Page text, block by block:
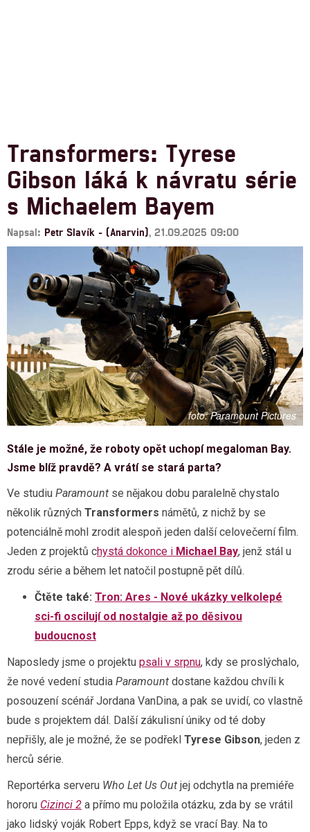
Transformers: Tyrese
Gibson láká k návratu série
s Michaelem Bayem
Napsal: Petr Slavík - (Anarvin), 21.09.2025 09:00
Paramount Pictures
Stále je možné, že roboty opět uchopí megaloman Bay.
Jsme blíž pravdě? A vrátí se stará parta?
Ve studiu Paramount se nějakou dobu paralelně chystalo
několik různých Transformers námětů, z nichž by se
potenciálně mohl zrodit alespoň jeden další celovečerní film.
Jeden z projektů chystá dokonce i Michael Bay, jenž stál u
zrodu série a během let natočil postupně pět dílů.
Čtěte také: Tron: Ares - Nové ukázky velkolepé
sci-fi oscilují od nostalgie až po děsivou
budoucnost
Naposledy jsme o projektu psali v srpnu, kdy se proslýchalo,
že nové vedení studia Paramount dostane každou chvíli k
posouzení scénář Jordana VanDina, a pak se uvidí, co vlastně
bude s projektem dál. Další zákulisní úniky od té doby
nepřišly, ale je možné, že se podřekl Tyrese Gibson, jeden z
herců série.
Reportérka serveru Who Let Us Out jej odchytla na premiéře
hororu Cizinci 2 a přímo mu položila otázku, zda by se vrátil
jako lidský voják Robert Epps, když se vrací Bay. Na to